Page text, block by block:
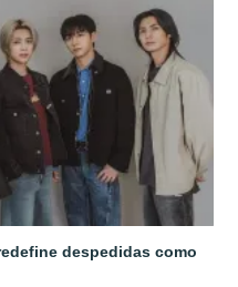
despedidas como